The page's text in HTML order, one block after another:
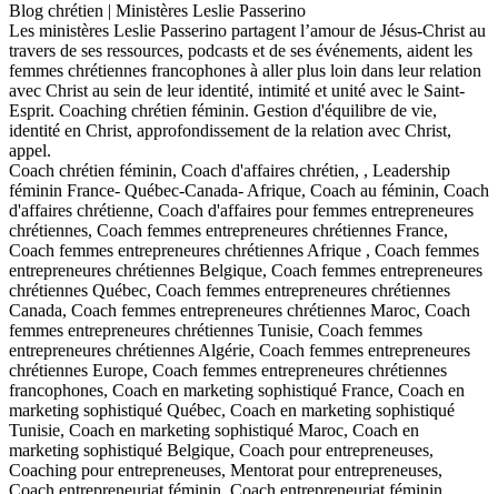
Blog chrétien | Ministères Leslie Passerino
Les ministères Leslie Passerino partagent l’amour de Jésus-Christ au
travers de ses ressources, podcasts et de ses événements, aident les
femmes chrétiennes francophones à aller plus loin dans leur relation
avec Christ au sein de leur identité, intimité et unité avec le Saint-
Esprit. Coaching chrétien féminin. Gestion d'équilibre de vie,
identité en Christ, approfondissement de la relation avec Christ,
appel.
Coach chrétien féminin, Coach d'affaires chrétien, , Leadership
féminin France- Québec-Canada- Afrique, Coach au féminin, Coach
d'affaires chrétienne, Coach d'affaires pour femmes entrepreneures
chrétiennes, Coach femmes entrepreneures chrétiennes France,
Coach femmes entrepreneures chrétiennes Afrique , Coach femmes
entrepreneures chrétiennes Belgique, Coach femmes entrepreneures
chrétiennes Québec, Coach femmes entrepreneures chrétiennes
Canada, Coach femmes entrepreneures chrétiennes Maroc, Coach
femmes entrepreneures chrétiennes Tunisie, Coach femmes
entrepreneures chrétiennes Algérie, Coach femmes entrepreneures
chrétiennes Europe, Coach femmes entrepreneures chrétiennes
francophones, Coach en marketing sophistiqué France, Coach en
marketing sophistiqué Québec, Coach en marketing sophistiqué
Tunisie, Coach en marketing sophistiqué Maroc, Coach en
marketing sophistiqué Belgique, Coach pour entrepreneuses,
Coaching pour entrepreneuses, Mentorat pour entrepreneuses,
Coach entrepreneuriat féminin, Coach entrepreneuriat féminin